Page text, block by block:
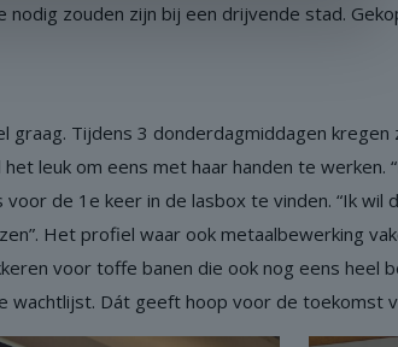
zouden zijn bij een drijvende stad.
graag. Tijdens 3 donderdagmiddagen
leuk om eens met haar handen te werken.
de 1e keer in de lasbox te vinden. “Ik
Het profiel waar ook metaalbewerking
voor toffe banen die ook nog eens heel
wachtlijst. Dát geeft hoop voor de toekomst